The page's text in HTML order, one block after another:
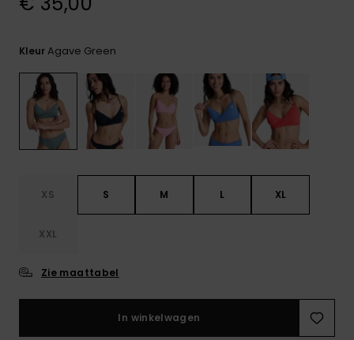
mutsen
Swim
Rokken
CADEAUKAART
VERLANGLIJST
KleurAgave Green
XS S M L XL
XXL
Zie maattabel
In winkelwagen